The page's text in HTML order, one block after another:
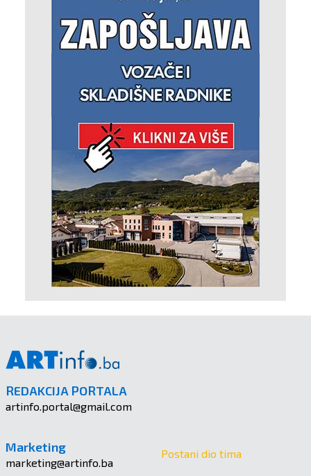
REDAKCIJA PORTALA
artinfo.portal@gmail.com
Marketing
marketing@artinfo.ba
Postani dio tima